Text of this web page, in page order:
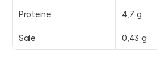
Proteine 4,7 g
Sale 0,43 g